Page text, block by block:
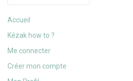
Accueil
Kézak how to ?
Me connecter
Créer mon compte